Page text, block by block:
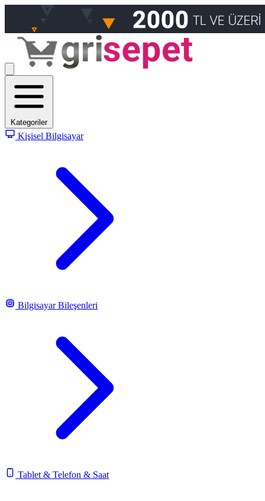
Kategoriler
Kişisel Bilgisayar
Bilgisayar Bileşenleri
Tablet & Telefon & Saat